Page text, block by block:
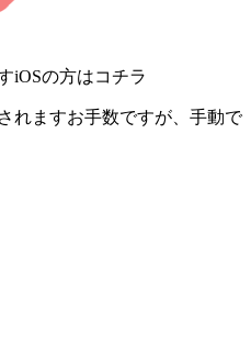
iOSの方はコチラ
れますお手数ですが、手動で